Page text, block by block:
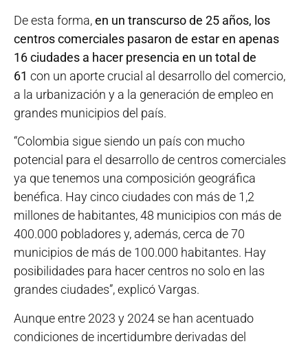
De esta forma,en un transcurso de 25 años, los
centros comerciales pasaron de estar en apenas
16 ciudades a hacer presencia en un total de
61 con un aporte crucial al desarrollo del comercio,
a la urbanización y a la generación de empleo en
grandes municipios del país.
“Colombia sigue siendo un país con mucho
potencial para el desarrollo de centros comerciales
ya que tenemos una composición geográfica
benéfica. Hay cinco ciudades con más de 1,2
millones de habitantes, 48 municipios con más de
400.000 pobladores y, además, cerca de 70
municipios de más de 100.000 habitantes. Hay
posibilidades para hacer centros no solo en las
grandes ciudades”, explicó Vargas.
Aunque entre 2023 y 2024 se han acentuado
condiciones de incertidumbre derivadas del